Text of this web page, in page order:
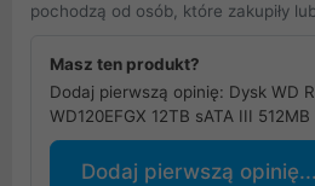
pochodzą od osób, które zakupiły
Masz ten produkt?
Dodaj pierwszą opinię: Dysk WD
WD120EFGX 12TB sATA III
Dodaj pierwszą opinię...